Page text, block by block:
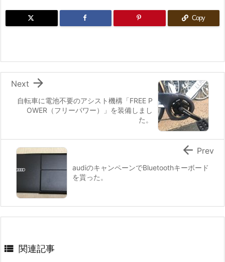
Copy
自転車に電池不要のアシスト機構「FREE P
OWER（フリーパワー）」を装備しまし
た。

Next
audiのキャンペーンでBluetoothキーボード
を貰った。
 Prev
 関連記事